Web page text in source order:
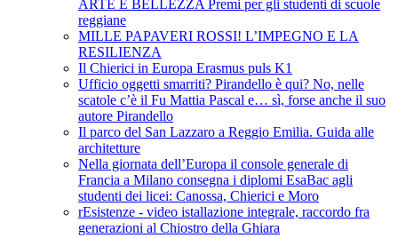
ARTE E BELLEZZA Premi per gli studenti di scuole
reggiane
MILLE PAPAVERI ROSSI! L’IMPEGNO E LA
RESILIENZA
Il Chierici in Europa Erasmus puls K1
Ufficio oggetti smarriti? Pirandello è qui? No, nelle
scatole c’è il Fu Mattia Pascal e… sì, forse anche il suo
autore Pirandello
Il parco del San Lazzaro a Reggio Emilia. Guida alle
architetture
Nella giornata dell’Europa il console generale di
Francia a Milano consegna i diplomi EsaBac agli
studenti dei licei: Canossa, Chierici e Moro
rEsistenze - video istallazione integrale, raccordo fra
generazioni al Chiostro della Ghiara